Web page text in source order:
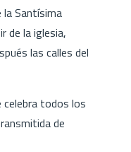
la Santísima
de la iglesia,
las calles del
celebra todos los
de